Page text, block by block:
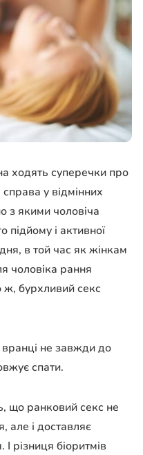
ходять суперечки про
у відмінних
з якими чоловіча
і активної
в той час як жінкам
чоловіка рання
ж, бурхливий секс
не завжди до
спати.
що ранковий секс не
але і доставляє
різниця біоритмів